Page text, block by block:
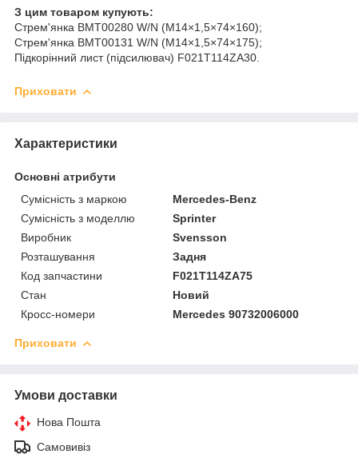
З цим товаром купують:
Стрем'янка BMT00280 W/N (M14×1,5×74×160);
Стрем'янка BMT00131 W/N (M14×1,5×74×175);
Підкорінний лист (підсилювач) F021T114ZA30.
Приховати
Характеристики
Основні атрибути
Сумісність з маркою
Mercedes-Benz
Сумісність з моделлю
Sprinter
Виробник
Svensson
Розташування
Задня
Код запчастини
F021T114ZA75
Стан
Новий
Кросс-номери
Mercedes 90732006000
Приховати
Умови доставки
Нова Пошта
Самовивіз